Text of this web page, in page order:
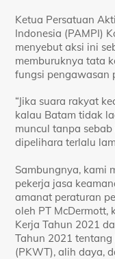
Ketua Persatuan
Indonesia (PAMPI)
menyebut aksi ini
memburuknya tata
fungsi pengawasan
“Jika suara rakyat
kalau Batam tidak
muncul tanpa
dipelihara terlalu
Sambungnya, kami
pekerja jasa
amanat peraturan
oleh PT McDermott,
Kerja Tahun 2021
Tahun 2021
(PKWT), alih daya,